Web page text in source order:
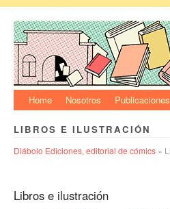
Home Nosotros Publicaciones
LIBROS E ILUSTRACIÓN
Diábolo Ediciones, editorial de cómics »
Libros e ilustración